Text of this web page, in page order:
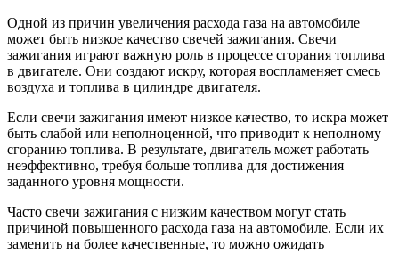
Одной из причин увеличения расхода газа на автомобиле
может быть низкое качество свечей зажигания. Свечи
зажигания играют важную роль в процессе сгорания топлива
в двигателе. Они создают искру, которая воспламеняет смесь
воздуха и топлива в цилиндре двигателя.
Если свечи зажигания имеют низкое качество, то искра может
быть слабой или неполноценной, что приводит к неполному
сгоранию топлива. В результате, двигатель может работать
неэффективно, требуя больше топлива для достижения
заданного уровня мощности.
Часто свечи зажигания с низким качеством могут стать
причиной повышенного расхода газа на автомобиле. Если их
заменить на более качественные, то можно ожидать